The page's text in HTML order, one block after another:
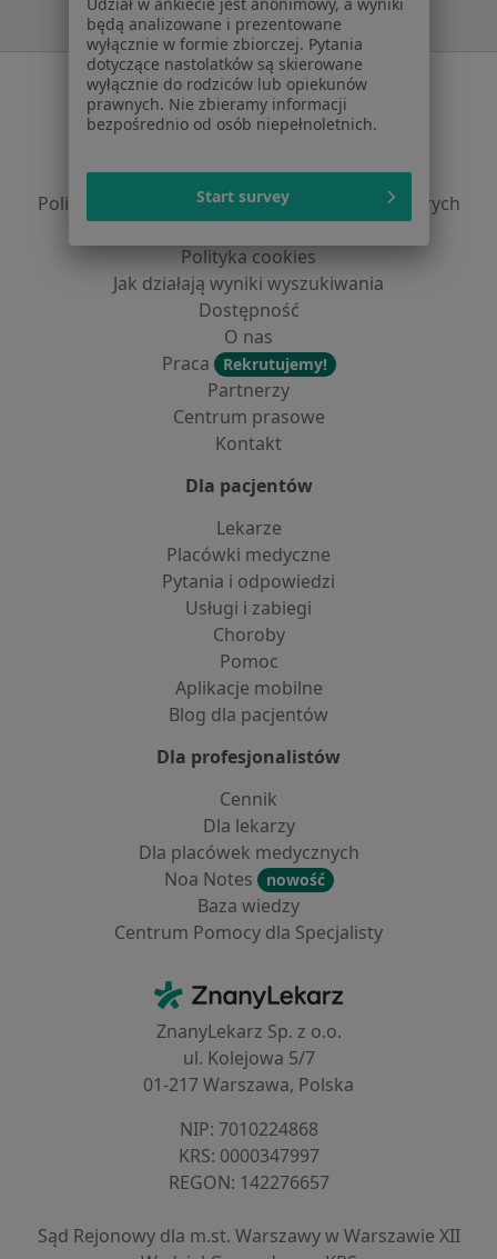
Serwis
Regulamin
Polityka prywatności profesjonalistów
Polityka prywatności dla profesjonalistów, których
Polityka cookies
Jak działają wyniki wyszukiwania
Dostępność
O nas
Praca
Rekrutujemy!
Partnerzy
Centrum prasowe
Kontakt
Dla pacjentów
Lekarze
Placówki medyczne
Pytania i odpowiedzi
Usługi i zabiegi
Choroby
Pomoc
Aplikacje mobilne
Blog dla pacjentów
Dla profesjonalistów
Cennik
Dla lekarzy
Dla placówek medycznych
Noa Notes
nowość
Baza wiedzy
Centrum Pomocy dla Specjalisty
ZnanyLekarz - Strona główna
ZnanyLekarz Sp. z o.o.
ul. Kolejowa 5/7
01-217 Warszawa, Polska
NIP: ⁠7010224868
KRS: ⁠0000347997
REGON: ⁠142276657
Sąd Rejonowy dla m.st. Warszawy w Warszawie XII
będą analizowane i prezentowane
wyłącznie w formie zbiorczej. Pytania
dotyczące nastolatków są skierowane
wyłącznie do rodziców lub opiekunów
prawnych. Nie zbieramy informacji
bezpośrednio od osób niepełnoletnich.
Start survey